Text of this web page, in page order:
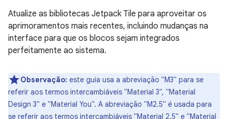
Atualize as bibliotecas Jetpack Tile para aproveitar os
aprimoramentos mais recentes, incluindo mudanças na
interface para que os blocos sejam integrados
perfeitamente ao sistema.
Observação: este guia usa a abreviação "M3" para se
referir aos termos intercambiáveis "Material 3", "Material
Design 3" e "Material You". A abreviação "M2.5" é usada para
se referir aos termos intercambiáveis "Material 2.5" e "Material